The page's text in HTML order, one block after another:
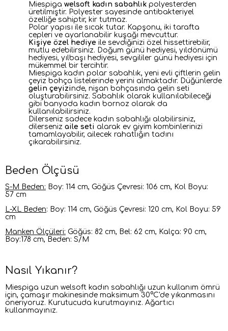
Miespiga welsoft kadın sabahlık polyesterden
üretilmiştir. Polyester sayesinde antibakteriyel
özelliğe sahiptir, kir tutmaz.
Polar yapısı ile sıcak tutar. Kapşonu, iki tarafta
cepleri ve ayarlanabilir kuşağı mevcuttur.
Kişiye özel hediye ile sevdiğinizi özel hissettirebilir,
mutlu edebilirsiniz. Doğum günü hediyesi, yıldönümü
hediyesi, yılbaşı hediyesi, sevgililer günü hediyesi için
mükemmel bir tercihtir.
Miespiga kadın polar sabahlık, yeni evli çiftlerin gelin
çeyiz bohça listelerinde yerini almaktadır. Düğünlerde
gelin çeyizinde, nişan bohçasında gelin seti
oluşturabilirsiniz. Sabahlık olarak kullanılabileceği
gibi banyoda kadın bornoz olarak da
kullanılabilirsiniz.
Dilerseniz sadece kadın sabahlığı alabilirsiniz,
dilerseniz aile seti alarak ev giyim kombinlerinizi
tamamlayabilir, ailecek rahatlığın tadını
çıkarabilirsiniz.
Beden Ölçüsü
S-M Beden: Boy: 114 cm, Göğüs Çevresi: 106 cm, Kol Boyu:
57 cm
L-XL Beden: Boy: 114 cm, Göğüs Çevresi: 120 cm, Kol Boyu: 59
cm
Manken Ölçüleri: Göğüs: 82 cm, Bel: 62 cm, Kalça: 90 cm,
Boy:178 cm, Beden: S/M
Nasıl Yıkanır?
Miespiga uzun welsoft kadın sabahlığı uzun kullanım ömrü
için, çamaşır makinesinde maksimum 30°C'de yıkanmasını
öneriyoruz. Kurutucuda kurutmayınız. Ağartıcı
kullanmayınız.